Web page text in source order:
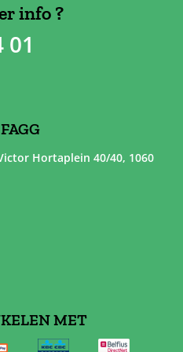
info ?
01
Hortaplein 40/40, 1060
MET